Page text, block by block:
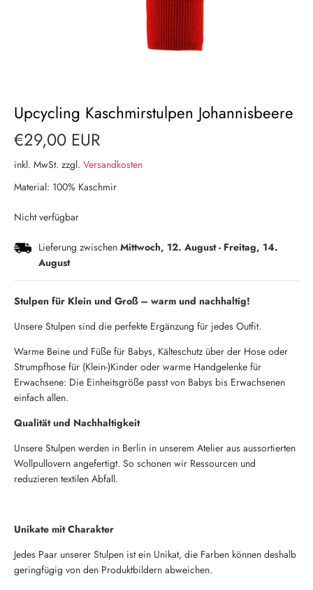
Upcycling Kaschmirstulpen Johannisbeere
€29,00 EUR
inkl. MwSt. zzgl. Versandkosten
Material: 100% Kaschmir
Nicht verfügbar
Lieferung zwischen Mittwoch, 12. August- Freitag, 14.
August
Stulpen für Klein und Groß – warm und nachhaltig!
Unsere Stulpen sind die perfekte Ergänzung für jedes Outfit.
Warme Beine und Füße für Babys, Kälteschutz über der Hose oder
Strumpfhose für (Klein-)Kinder oder warme Handgelenke für
Erwachsene: Die Einheitsgröße passt von Babys bis Erwachsenen
einfach allen.
Qualität und Nachhaltigkeit
Unsere Stulpen werden in Berlin in unserem Atelier aus aussortierten
Wollpullovern angefertigt. So schonen wir Ressourcen und
reduzieren textilen Abfall.
Unikate mit Charakter
Jedes Paar unserer Stulpen ist ein Unikat, die Farben können deshalb
geringfügig von den Produktbildern abweichen.